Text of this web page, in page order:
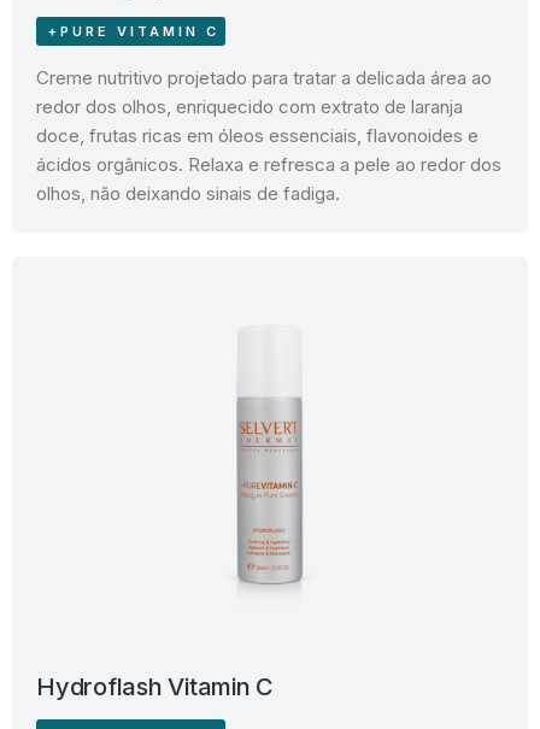
+PURE VITAMIN C
Creme nutritivo projetado para tratar a delicada área ao
redor dos olhos, enriquecido com extrato de laranja
doce, frutas ricas em óleos essenciais, flavonoides e
ácidos orgânicos. Relaxa e refresca a pele ao redor dos
olhos, não deixando sinais de fadiga.
Hydroflash Vitamin C